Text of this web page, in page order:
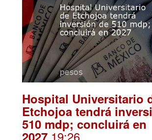
Hospital Universitario
Etchojoa tendrá
510 mdp; concluirá en
2027.19:26